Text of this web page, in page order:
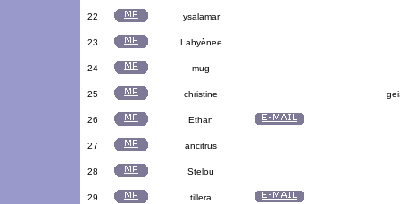
22 ysalamar
23 Lahyènee
24 mug
25 christine
26 Ethan
27 ancitrus
28 Stelou
29 tillera